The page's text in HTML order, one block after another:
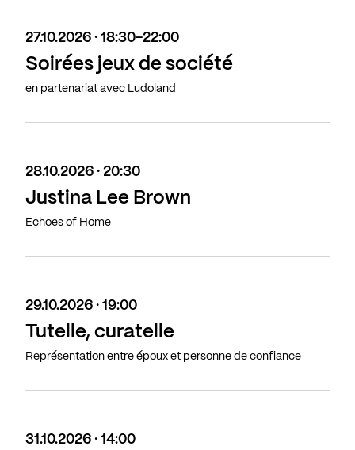
27.10.2026 · 18:30-22:00
Soirées jeux de société
en partenariat avec Ludoland
28.10.2026 · 20:30
Justina Lee Brown
Echoes of Home
29.10.2026 · 19:00
Tutelle, curatelle
Représentation entre époux et personne de confiance
31.10.2026 · 14:00